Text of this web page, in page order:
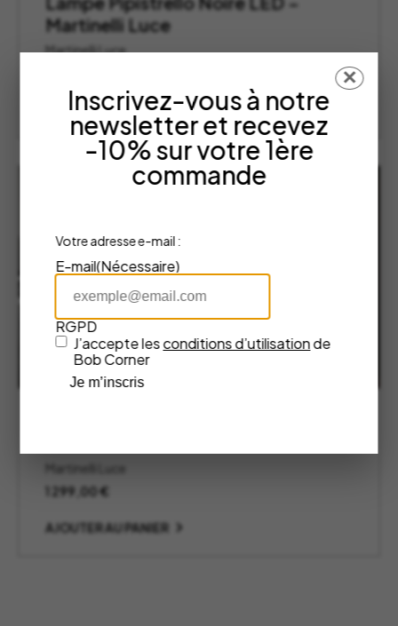
Martinelli Luce
Martinelli Luce
AJOUTER AU PANIER
1 299,00 €
AJOUTER AU PANIER
Inscrivez-vous à notre
newsletter et recevez
-10% sur votre 1ère
commande
Votre adresse e-mail :
E-mail(Nécessaire)
RGPD
J’accepte lesconditions d’utilisationde
Bob Corner
Je m’inscris
✕